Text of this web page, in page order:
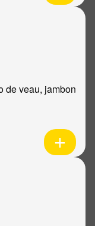
de veau, jambon